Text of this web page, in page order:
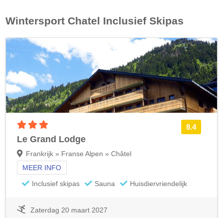
Wintersport Chatel Inclusief Skipas
8.4
Le Grand Lodge
Frankrijk » Franse Alpen » Châtel
MEER INFO
Inclusief skipas
Sauna Huisdiervriendelijk
Zaterdag 20 maart 2027